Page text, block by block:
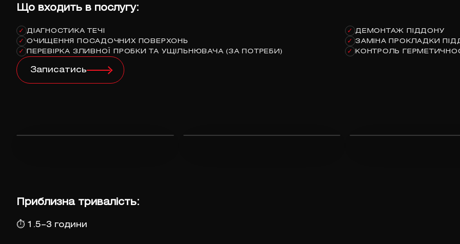
Що входить в послугу:
✓ ДІАГНОСТИКА ТЕЧІ ✓
ДЕМОНТАЖ ПІДДОНУ
✓
ОЧИЩЕННЯ ПОСАДОЧНИХ ПОВЕРХОНЬ ✓
ЗАМІНА ПРОКЛАДКИ
✓
ПЕРЕВІРКА ЗЛИВНОЇ ПРОБКИ ТА УЩІЛЬНЮВАЧА (ЗА ПОТРЕБИ) ✓ КОНТРОЛЬ
Записатись
Приблизна тривалість:
⏱ 1.5–3 години